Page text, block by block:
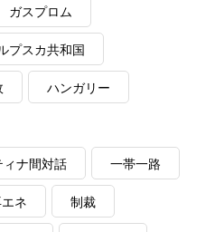
ガスプロム
プスカ共和国
ハンガリー
ナ間対話 一帯一路
ネ 制裁